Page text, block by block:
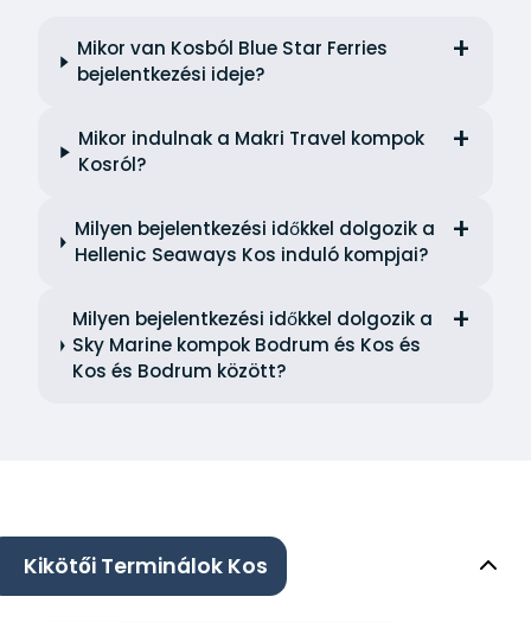
Mikor van Kosból Blue Star Ferries
bejelentkezési ideje?
Mikor indulnak a Makri Travel kompok
Kosról?
Milyen bejelentkezési időkkel dolgozik a
Hellenic Seaways Kos induló kompjai?
Milyen bejelentkezési időkkel dolgozik a
Sky Marine kompok Bodrum és Kos és
Kos és Bodrum között?
Kikötői Terminálok Kos